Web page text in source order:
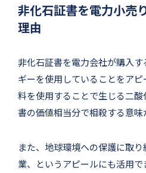
非化石証書を電力小売
理由
非化石証書を電力会社が購入
ギーを使用していることをア
料を使用することで生じる二
書の価値相当分で相殺する意味
また、地球環境への保護に取
業、というアピールにも活用